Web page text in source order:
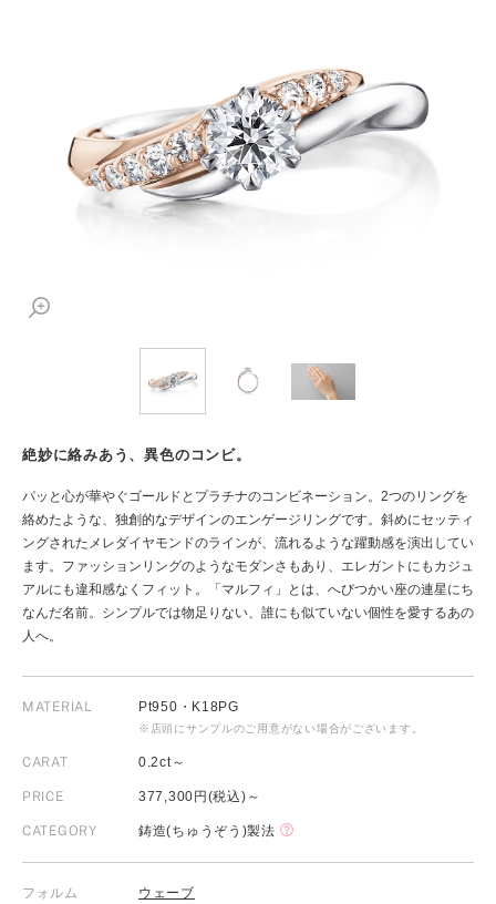
絶妙に絡みあう、異色のコンビ。
パッと心が華やぐゴールドとプラチナのコンビネーション。2つのリングを
絡めたような、独創的なデザインのエンゲージリングです。斜めにセッティ
ングされたメレダイヤモンドのラインが、流れるような躍動感を演出してい
ます。ファッションリングのようなモダンさもあり、エレガントにもカジュ
アルにも違和感なくフィット。「マルフィ」とは、へびつかい座の連星にち
なんだ名前。シンプルでは物足りない、誰にも似ていない個性を愛するあの
人へ。
MATERIAL Pt950・K18PG
※店頭にサンプルのご用意がない場合がございます。
CARAT 0.2ct～
PRICE 377,300円(税込)～
CATEGORY 鋳造(ちゅうぞう)製法
フォルム ウェーブ